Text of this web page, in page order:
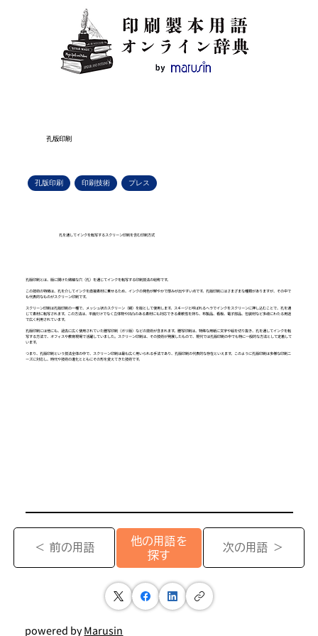
孔版印刷
孔版印刷 印刷技術 プレス
孔を通してインクを転写するスクリーン印刷を含む印刷方式
孔版印刷とは、版に開けた微細な穴（孔）を通じてインクを転写する印刷技法の総称です。
この技術の特徴は、孔を介してインクを直接素材に乗せるため、インクの発色が鮮やかで厚みが出やすい点です。孔版印刷にはさまざまな種類がありますが、その中で
も代表的なものがスクリーン印刷です。
スクリーン印刷は孔版印刷の一種で、メッシュ状のスクリーン（網）を版として使用します。スキージと呼ばれるヘラでインクをスクリーンに押し込むことで、孔を通
じて素材に転写されます。この方法は、平面だけでなく立体物や凹凸のある素材にも対応できる柔軟性を持ち、布製品、看板、電子部品、包装材など多岐にわたる用途
で広く利用されています。
孔版印刷には他にも、過去に広く使用されていた謄写印刷（ガリ版）などの技術が含まれます。謄写印刷は、特殊な用紙に文字や絵を切り抜き、孔を通してインクを転
写する方法で、オフィスや教育現場で活躍していました。スクリーン印刷は、その技術が発展したもので、現代では孔版印刷の中でも特に一般的な方法として定着して
います。
つまり、孔版印刷という技法全体の中で、スクリーン印刷は最も広く用いられる手法であり、孔版印刷の代表的な存在といえます。このように孔版印刷は多様な印刷ニ
ーズに対応し、時代や技術の進化とともにその形を変えてきた技術です。
＜ 前の用語
他の用語を
探す
次の用語 ＞
powered byMarusin